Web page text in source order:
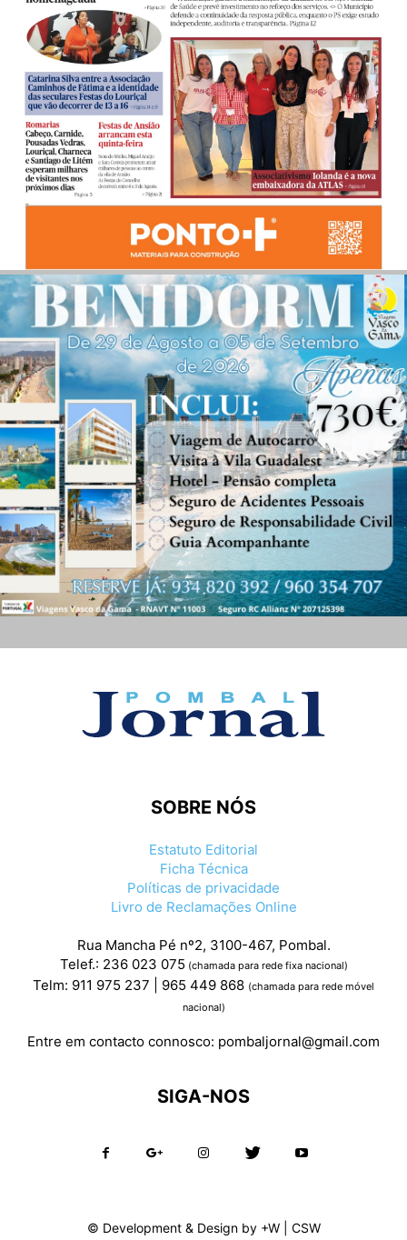
SOBRE NÓS
Estatuto Editorial
Ficha Técnica
Políticas de privacidade
Livro de Reclamações Online
Rua Mancha Pé nº2, 3100-467, Pombal.
Telef.: 236 023 075 (chamada para rede fixa nacional)
Telm: 911 975 237 | 965 449 868 (chamada para rede móvel
nacional)
Entre em contacto connosco: pombaljornal@gmail.com
SIGA-NOS
© Development & Design by +W| CSW